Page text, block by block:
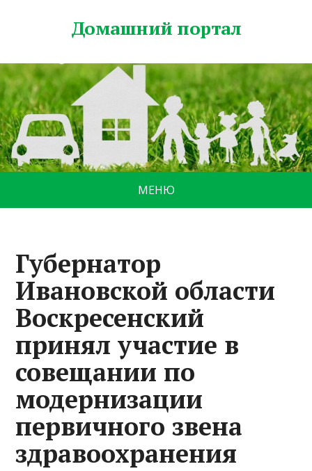
Домашний портал
МЕНЮ
Губернатор
Ивановской области
Воскресенский
принял участие в
совещании по
модернизации
первичного звена
здравоохранения